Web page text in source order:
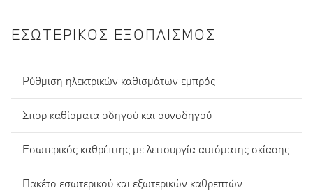
ΕΣΩΤΕΡΙΚΌΣ ΕΞΟΠΛΙΣΜΌΣ
Ρύθμιση ηλεκτρικών καθισμάτων εμπρός
Σπορ καθίσματα οδηγού και συνοδηγού
Εσωτερικός καθρέπτης με λειτουργία αυτόματης σκίασης
Πακέτο εσωτερικού και εξωτερικών καθρεπτών